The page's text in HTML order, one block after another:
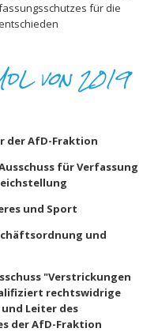
für die
von 2019
der AfD-Fraktion
für Verfassung
und Sport
und
"Verstrickungen
rechtswidrige
Leiter des
der AfD-Fraktion